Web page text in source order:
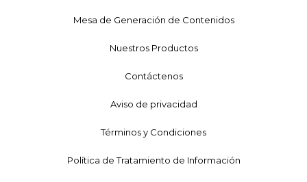
Mesa de Generación de Contenidos
Nuestros Productos
Contáctenos
Aviso de privacidad
Términos y Condiciones
Política de Tratamiento de Información